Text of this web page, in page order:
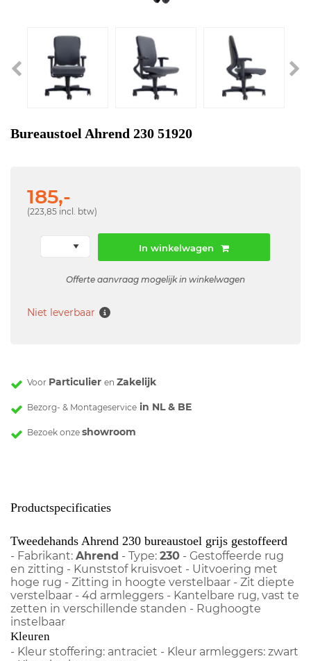
Bureaustoel Ahrend 230 51920
185,-
(223,85 incl. btw)
In winkelwagen
Offerte aanvraag mogelijk in winkelwagen
Niet leverbaar
Voor Particulier en Zakelijk
Bezorg- & Montageservice in NL & BE
Bezoek onze showroom
Productspecificaties
Tweedehands Ahrend 230 bureaustoel grijs gestoffeerd
- Fabrikant: Ahrend - Type: 230 - Gestoffeerde rug
en zitting - Kunststof kruisvoet - Uitvoering met
hoge rug - Zitting in hoogte verstelbaar - Zit diepte
verstelbaar - 4d armleggers - Kantelbare rug, vast te
zetten in verschillende standen - Rughoogte
instelbaar
Kleuren
- Kleur stoffering: antraciet - Kleur armleggers: zwart